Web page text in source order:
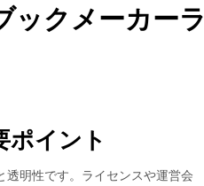
ックメーカーラ
ポイント
透明性です。ライセンスや運営会